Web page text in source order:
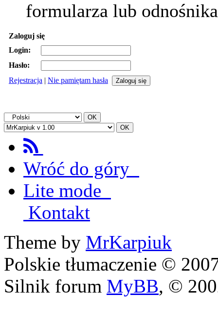
formularza lub
Zaloguj się
Login:
Hasło:
Rejestracja | Nie pamiętam hasła
Wróć do góry
Lite mode
Kontakt
Theme by MrKarpiuk
Polskie tłumaczenie ©
Silnik forum MyBB, ©